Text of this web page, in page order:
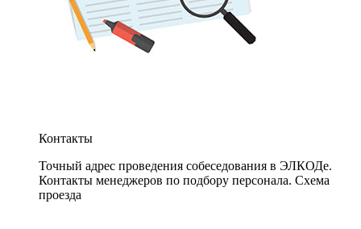
Контакты
Точный адрес проведения собеседования в ЭЛКОДе.
Контакты менеджеров по подбору персонала. Схема
проезда